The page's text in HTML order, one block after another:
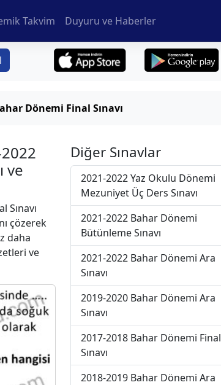
Takvim Duyuru ve Haberler
Dönemi Final Sınavı
ve
Sınavı
çözerek
daha
ve
Diğer Sınavlar
2021-2022 Yaz Okulu Dönemi
Mezuniyet Üç Ders Sınavı
2021-2022 Bahar Dönemi
Bütünleme Sınavı
2021-2022 Bahar Dönemi Ara
Sınavı
2019-2020 Bahar Dönemi Ara
Sınavı
2017-2018 Bahar Dönemi Final
Sınavı
2018-2019 Bahar Dönemi Ara